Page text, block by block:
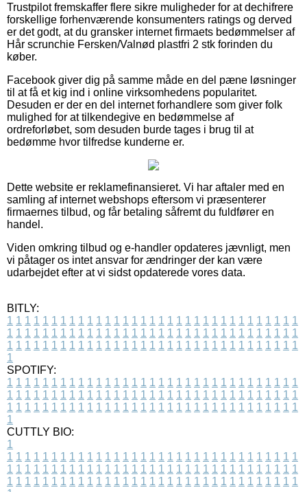
Trustpilot fremskaffer flere sikre muligheder for at dechifrere
forskellige forhenværende konsumenters ratings og derved
er det godt, at du gransker internet firmaets bedømmelser af
Hår scrunchie Fersken/Valnød plastfri 2 stk forinden du
køber.
Facebook giver dig på samme måde en del pæne løsninger
til at få et kig ind i online virksomhedens popularitet.
Desuden er der en del internet forhandlere som giver folk
mulighed for at tilkendegive en bedømmelse af
ordreforløbet, som desuden burde tages i brug til at
bedømme hvor tilfredse kunderne er.
Dette website er reklamefinansieret. Vi har aftaler med en
samling af internet webshops eftersom vi præsenterer
firmaernes tilbud, og får betaling såfremt du fuldfører en
handel.
Viden omkring tilbud og e-handler opdateres jævnligt, men
vi påtager os intet ansvar for ændringer der kan være
udarbejdet efter at vi sidst opdaterede vores data.
BITLY:
1 1 1 1 1 1 1 1 1 1 1 1 1 1 1 1 1 1 1 1 1 1 1 1 1 1 1 1 1 1 1 1 1
1 1 1 1 1 1 1 1 1 1 1 1 1 1 1 1 1 1 1 1 1 1 1 1 1 1 1 1 1 1 1 1 1
1 1 1 1 1 1 1 1 1 1 1 1 1 1 1 1 1 1 1 1 1 1 1 1 1 1 1 1 1 1 1 1 1
1
SPOTIFY:
1 1 1 1 1 1 1 1 1 1 1 1 1 1 1 1 1 1 1 1 1 1 1 1 1 1 1 1 1 1 1 1 1
1 1 1 1 1 1 1 1 1 1 1 1 1 1 1 1 1 1 1 1 1 1 1 1 1 1 1 1 1 1 1 1 1
1 1 1 1 1 1 1 1 1 1 1 1 1 1 1 1 1 1 1 1 1 1 1 1 1 1 1 1 1 1 1 1 1
1
CUTTLY BIO:
1
1 1 1 1 1 1 1 1 1 1 1 1 1 1 1 1 1 1 1 1 1 1 1 1 1 1 1 1 1 1 1 1 1
1 1 1 1 1 1 1 1 1 1 1 1 1 1 1 1 1 1 1 1 1 1 1 1 1 1 1 1 1 1 1 1 1
1 1 1 1 1 1 1 1 1 1 1 1 1 1 1 1 1 1 1 1 1 1 1 1 1 1 1 1 1 1 1 1 1